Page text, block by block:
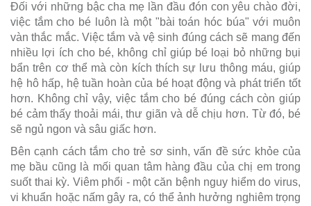
Đối với những bậc cha mẹ lần đầu đón con yêu chào đời,
việc tắm cho bé luôn là một "bài toán hóc búa" với muôn
vàn thắc mắc. Việc tắm và vệ sinh đúng cách sẽ mang đến
nhiều lợi ích cho bé, không chỉ giúp bé loại bỏ những bụi
bẩn trên cơ thể mà còn kích thích sự lưu thông máu, giúp
hệ hô hấp, hệ tuần hoàn của bé hoạt động và phát triển tốt
hơn. Không chỉ vậy, việc tắm cho bé đúng cách còn giúp
bé cảm thấy thoải mái, thư giãn và dễ chịu hơn. Từ đó, bé
sẽ ngủ ngon và sâu giấc hơn.
Bên cạnh cách tắm cho trẻ sơ sinh, vấn đề sức khỏe của
mẹ bầu cũng là mối quan tâm hàng đầu của chị em trong
suốt thai kỳ. Viêm phổi - một căn bệnh nguy hiểm do virus,
vi khuẩn hoặc nấm gây ra, có thể ảnh hưởng nghiêm trọng